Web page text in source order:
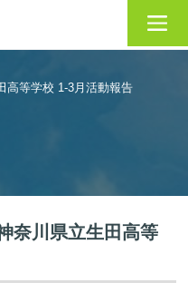
高等学校 1-3月活動報告
奈川県立生田高等